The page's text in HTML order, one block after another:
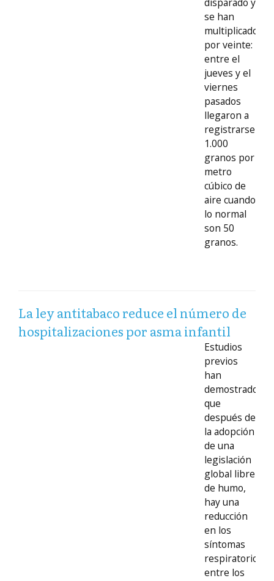
se han
multiplicado
por veinte:
entre el
jueves y el
viernes
pasados
llegaron a
registrarse
1.000
granos por
metro
cúbico de
aire cuando
lo normal
son 50
granos.
La ley antitabaco reduce el número de
hospitalizaciones por asma infantil
Estudios
previos
han
demostrado
que
después de
la adopción
de una
legislación
global libre
de humo,
hay una
reducción
en los
síntomas
respiratorios
entre los